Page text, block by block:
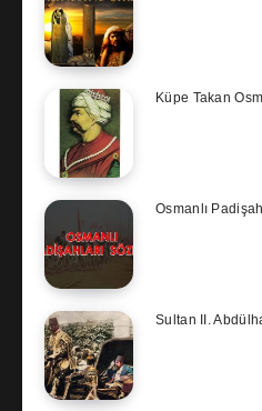
Küpe Takan
Osmanlı
Sultan II.